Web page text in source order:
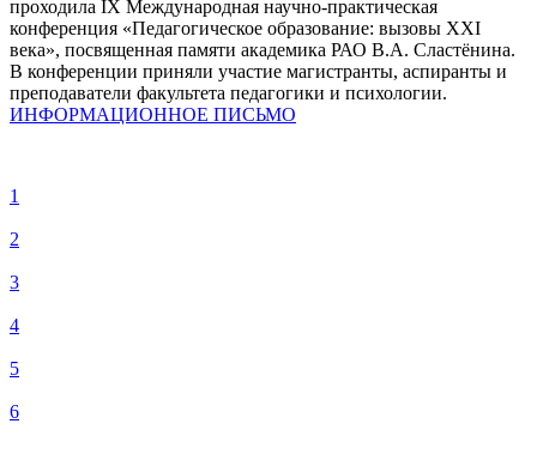
проходила IX Международная научно-практическая
конференция «Педагогическое образование: вызовы XXI
века», посвященная памяти академика РАО В.А. Сластёнина.
В конференции приняли участие магистранты, аспиранты и
преподаватели факультета педагогики и психологии.
ИНФОРМАЦИОННОЕ ПИСЬМО
1
2
3
4
5
6